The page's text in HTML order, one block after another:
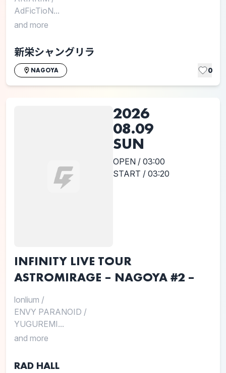
AdFicTioN...
and more
新栄シャングリラ
NAGOYA 0
2026
08.09
SUN
OPEN / 03:00
START / 03:20
INFINITY LIVE TOUR
ASTROMIRAGE – NAGOYA #2 –
lonlium /
ENVY PARANOID /
YUGUREMI...
and more
RAD HALL